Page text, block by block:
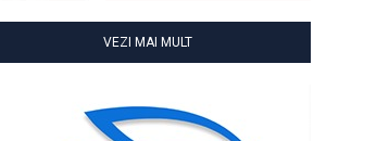
VEZI MAI MULT